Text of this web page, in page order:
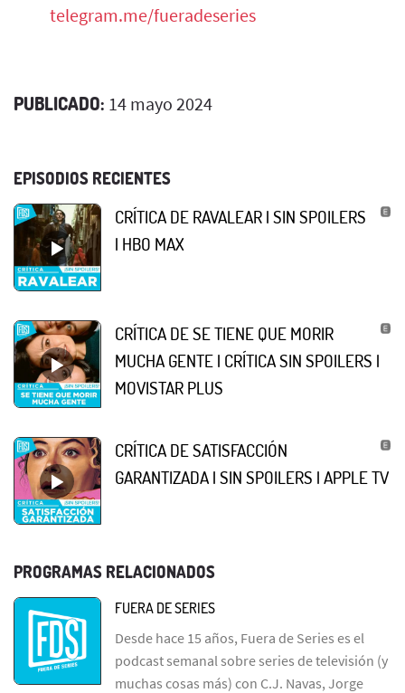
telegram.me/fueradeseries
PUBLICADO: 14 mayo 2024
EPISODIOS RECIENTES
CRÍTICA DE RAVALEAR | SIN SPOILERS
| HBO MAX
CRÍTICA DE SE TIENE QUE MORIR
MUCHA GENTE | CRÍTICA SIN SPOILERS |
MOVISTAR PLUS
CRÍTICA DE SATISFACCIÓN
GARANTIZADA | SIN SPOILERS | APPLE TV
PROGRAMAS RELACIONADOS
FUERA DE SERIES
Desde hace 15 años, Fuera de Series es el
podcast semanal sobre series de televisión (y
muchas cosas más) con C.J. Navas, Jorge